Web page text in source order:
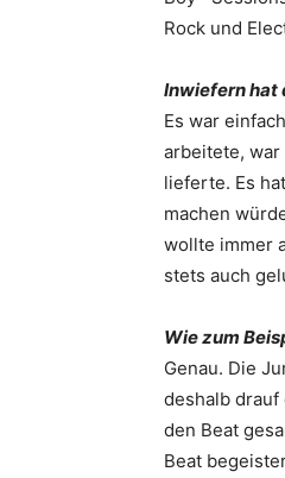
Rock und
Inwiefern hat
Es war
arbeitete,
lieferte. Es
machen
wollte immer
stets auch
Wie zum
Genau. Die
deshalb
den Beat
Beat